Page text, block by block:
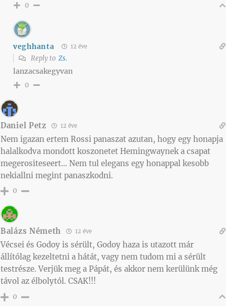
0
veghhanta 12 éve
Reply to Zs.
lanzacsakegyvan
0
Daniel Petz 12 éve
Nem igazan ertem Rossi panaszat azutan, hogy egy honapja
halalkodva mondott koszonetet Hemingwaynek a csapat
megerositeseert… Nem tul elegans egy honappal kesobb
nekiallni megint panaszkodni.
0
Balázs Németh 12 éve
Vécsei és Godoy is sérült, Godoy haza is utazott már
állítólag kezeltetni a hátát, vagy nem tudom mi a sérült
testrésze. Verjük meg a Pápát, és akkor nem kerülünk még
távol az élbolytól. CSAK!!!
0